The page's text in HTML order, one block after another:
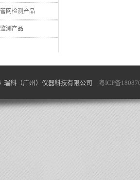
网检测产品
测产品
瑞科（广州）仪器科技有限公司 粤ICP备